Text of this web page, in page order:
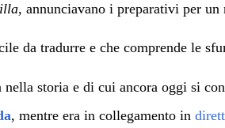
, annunciavano i preparativi per un
da tradurre e che comprende le
storia e di cui ancora oggi si
, mentre era in collegamento in